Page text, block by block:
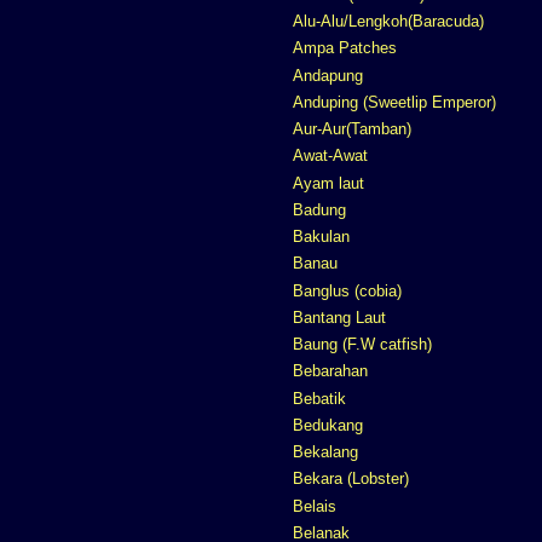
Alu-Alu/Lengkoh(Baracuda)
Ampa Patches
Andapung
Anduping (Sweetlip Emperor)
Aur-Aur(Tamban)
Awat-Awat
Ayam laut
Badung
Bakulan
Banau
Banglus (cobia)
Bantang Laut
Baung (F.W catfish)
Bebarahan
Bebatik
Bedukang
Bekalang
Bekara (Lobster)
Belais
Belanak